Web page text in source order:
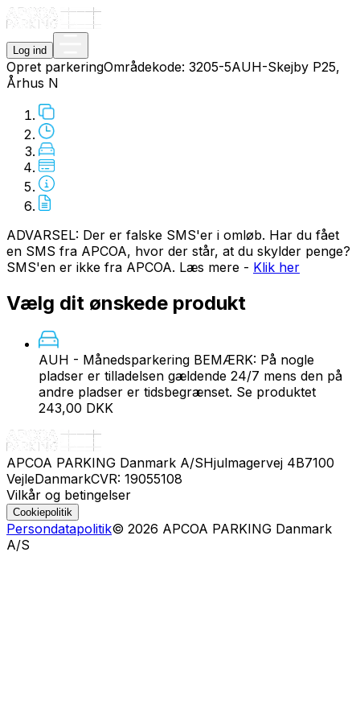
Log ind
Opret parkeringOmrådekode: 3205-5AUH-Skejby P25,
Århus N
ADVARSEL: Der er falske SMS'er i omløb. Har du fået
en SMS fra APCOA, hvor der står, at du skylder penge?
SMS'en er ikke fra APCOA. Læs mere - Klik her
Vælg dit ønskede produkt
AUH - Månedsparkering BEMÆRK: På nogle
pladser er tilladelsen gældende 24/7 mens den på
andre pladser er tidsbegrænset. Se produktet
243,00 DKK
APCOA PARKING Danmark A/SHjulmagervej 4B7100
VejleDanmarkCVR: 19055108
Vilkår og betingelser
Cookiepolitik
Persondatapolitik© 2026 APCOA PARKING Danmark
A/S